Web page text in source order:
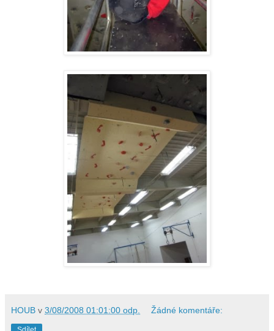
HOUB v 3/08/2008 01:01:00 odp. Žádné komentáře: